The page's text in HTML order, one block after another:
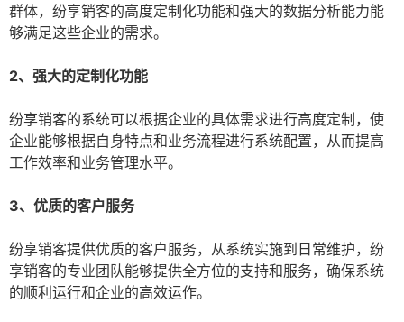
群体，纷享销客的高度定制化功能和强大的数据分析能力能
够满足这些企业的需求。
2、强大的定制化功能
纷享销客的系统可以根据企业的具体需求进行高度定制，使
企业能够根据自身特点和业务流程进行系统配置，从而提高
工作效率和业务管理水平。
3、优质的客户服务
纷享销客提供优质的客户服务，从系统实施到日常维护，纷
享销客的专业团队能够提供全方位的支持和服务，确保系统
的顺利运行和企业的高效运作。